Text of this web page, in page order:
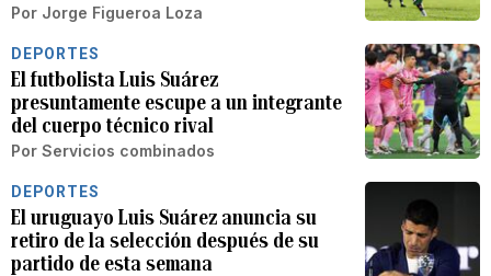
Por Jorge Figueroa Loza
DEPORTES
El futbolista Luis Suárez
presuntamente escupe a un integrante
del cuerpo técnico rival
Por Servicios combinados
DEPORTES
El uruguayo Luis Suárez anuncia su
retiro de la selección después de su
partido de esta semana